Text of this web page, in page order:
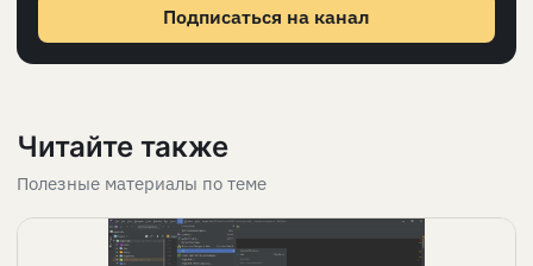
Подписаться на канал
Читайте также
Полезные материалы по теме